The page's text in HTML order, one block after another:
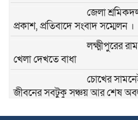
জেলা
প্রকাশ, প্রতিবাদে সংবাদ সম্মেলন ।
লক্ষ্মীপুরের
খেলা দেখতে বাধা
চোখের
জীবনের সবটুকু সঞ্চয় আর শেষ
শ্রীপুর